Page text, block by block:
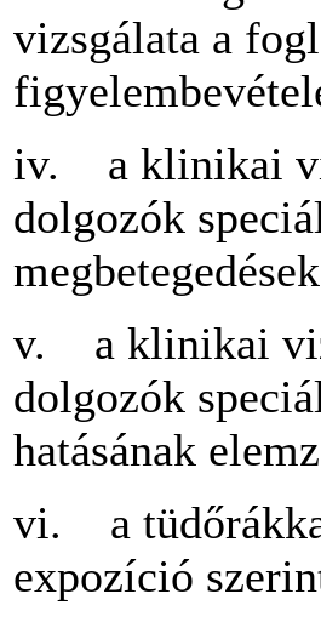
vizsgálata a
iv. a klinikai
dolgozók
v. a klinikai
dolgozók
hatásának
vi. a
expozíció